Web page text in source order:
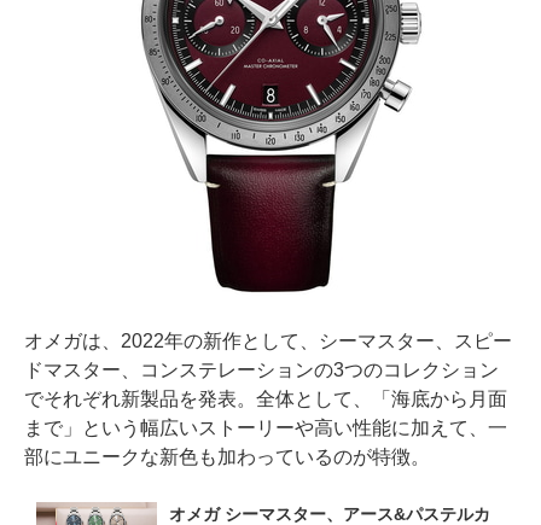
オメガは、2022年の新作として、シーマスター、スピー
ドマスター、コンステレーションの3つのコレクション
でそれぞれ新製品を発表。全体として、「海底から月面
まで」という幅広いストーリーや高い性能に加えて、一
部にユニークな新色も加わっているのが特徴。
オメガ シーマスター、アース&パステルカ